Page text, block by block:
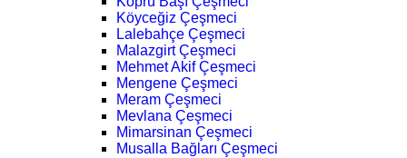
Köyceğiz Çeşmeci
Lalebahçe Çeşmeci
Malazgirt Çeşmeci
Mehmet Akif Çeşmeci
Mengene Çeşmeci
Meram Çeşmeci
Mevlana Çeşmeci
Mimarsinan Çeşmeci
Musalla Bağları Çeşmeci